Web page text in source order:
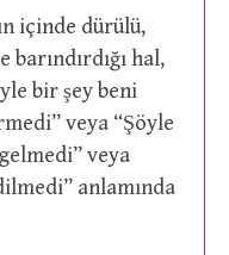
hal,
bir şey beni
veya “Şöyle
veya
anlamında